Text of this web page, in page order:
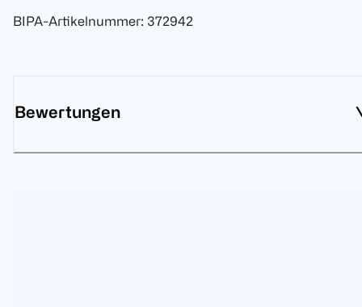
BIPA-Artikelnummer: 372942
Bewertungen